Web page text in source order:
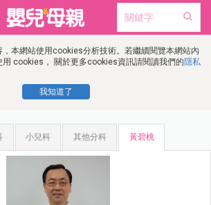
本網站使用cookies分析技術。若繼續閱覽本網站內
用 cookies， 關於更多cookies資訊請閱讀我們的隱私
我知道了
小兒科 其他分科 黃碧桃